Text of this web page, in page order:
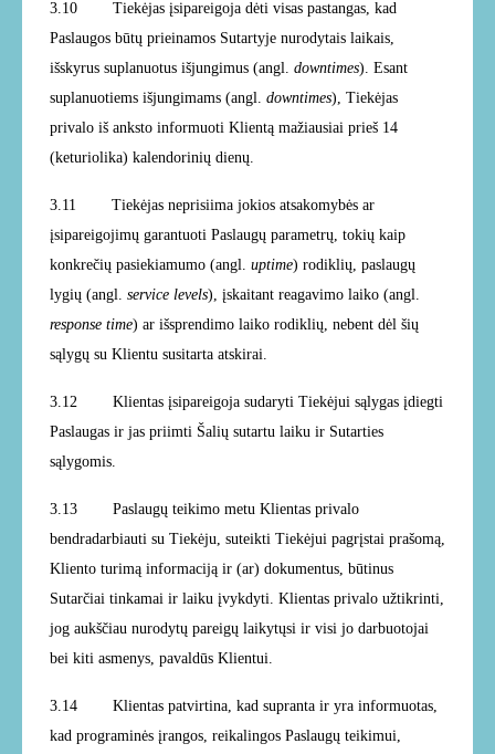
3.10 Tiekėjas įsipareigoja dėti visas pastangas, kad
Paslaugos būtų prieinamos Sutartyje nurodytais laikais,
išskyrus suplanuotus išjungimus (angl. downtimes). Esant
suplanuotiems išjungimams (angl. downtimes), Tiekėjas
privalo iš anksto informuoti Klientą mažiausiai prieš 14
(keturiolika) kalendorinių dienų.
3.11 Tiekėjas neprisiima jokios atsakomybės ar
įsipareigojimų garantuoti Paslaugų parametrų, tokių kaip
konkrečių pasiekiamumo (angl. uptime) rodiklių, paslaugų
lygių (angl. service levels), įskaitant reagavimo laiko (angl.
response time) ar išsprendimo laiko rodiklių, nebent dėl šių
sąlygų su Klientu susitarta atskirai.
3.12 Klientas įsipareigoja sudaryti Tiekėjui sąlygas įdiegti
Paslaugas ir jas priimti Šalių sutartu laiku ir Sutarties
sąlygomis.
3.13 Paslaugų teikimo metu Klientas privalo
bendradarbiauti su Tiekėju, suteikti Tiekėjui pagrįstai prašomą,
Kliento turimą informaciją ir (ar) dokumentus, būtinus
Sutarčiai tinkamai ir laiku įvykdyti. Klientas privalo užtikrinti,
jog aukščiau nurodytų pareigų laikytųsi ir visi jo darbuotojai
bei kiti asmenys, pavaldūs Klientui.
3.14 Klientas patvirtina, kad supranta ir yra informuotas,
kad programinės įrangos, reikalingos Paslaugų teikimui,